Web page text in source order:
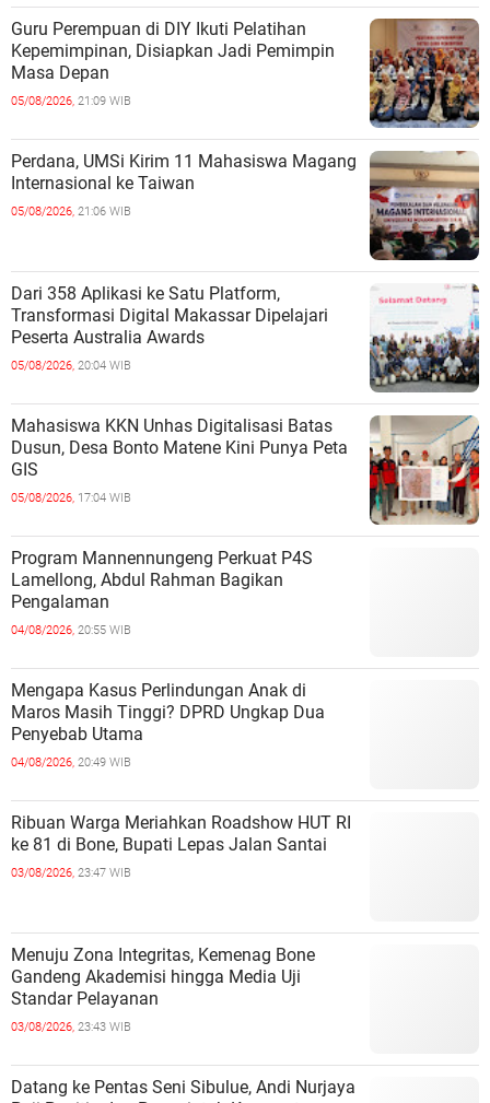
Guru Perempuan di DIY Ikuti Pelatihan
Kepemimpinan, Disiapkan Jadi Pemimpin
Masa Depan
05/08/2026, 21:09 WIB
Perdana, UMSi Kirim 11 Mahasiswa Magang
Internasional ke Taiwan
05/08/2026, 21:06 WIB
Dari 358 Aplikasi ke Satu Platform,
Transformasi Digital Makassar Dipelajari
Peserta Australia Awards
05/08/2026, 20:04 WIB
Mahasiswa KKN Unhas Digitalisasi Batas
Dusun, Desa Bonto Matene Kini Punya Peta
GIS
05/08/2026, 17:04 WIB
Program Mannennungeng Perkuat P4S
Lamellong, Abdul Rahman Bagikan
Pengalaman
04/08/2026, 20:55 WIB
Mengapa Kasus Perlindungan Anak di
Maros Masih Tinggi? DPRD Ungkap Dua
Penyebab Utama
04/08/2026, 20:49 WIB
Ribuan Warga Meriahkan Roadshow HUT RI
ke 81 di Bone, Bupati Lepas Jalan Santai
03/08/2026, 23:47 WIB
Menuju Zona Integritas, Kemenag Bone
Gandeng Akademisi hingga Media Uji
Standar Pelayanan
03/08/2026, 23:43 WIB
Datang ke Pentas Seni Sibulue, Andi Nurjaya